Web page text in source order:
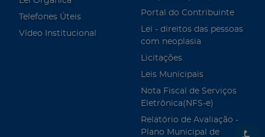
Telefones Úteis
Vídeo Institucional
Portal do Contribuinte
Lei - direitos das pessoas
com neoplasia
Licitações
Leis Municipais
Nota Fiscal de Serviços
Eletrônica(NFS-e)
Relatório de Avaliação -
Plano Municipal de